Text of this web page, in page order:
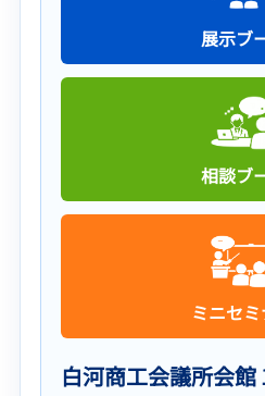
展示ブ
相談ブ
ミニセ
白河商工会議所会館